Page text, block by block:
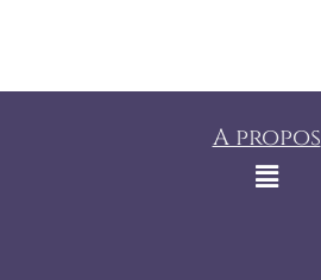
A propos